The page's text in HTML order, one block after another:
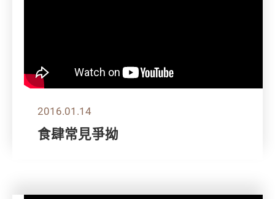
2016.01.14
食肆常見爭拗